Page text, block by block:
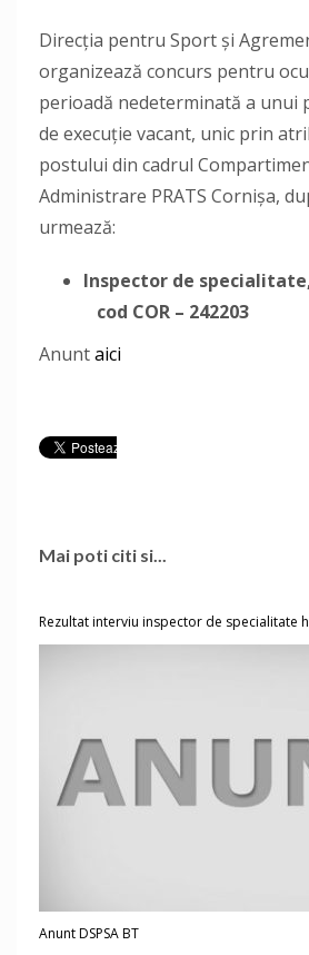
Direcţia pentru Sport și
organizează concurs pentru
perioadă nedeterminată a unui
de execuție vacant, unic prin
postului din cadrul
Administrare PRATS Cornișa,
urmează:
Inspector de
cod COR – 242203
Anuntaici
Mai poti citi si...
Rezultat interviu inspector de specialitate
Anunt DSPSA BT